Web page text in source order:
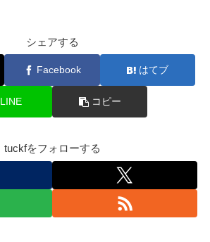
シェアする
Facebook はてブ
LINE コピー
tuckfをフォローする